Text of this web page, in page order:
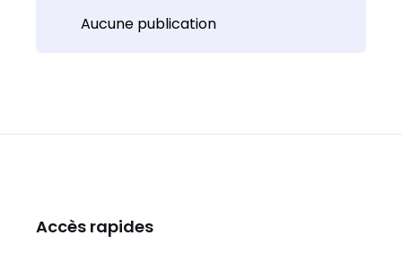
Aucune publication
Accès rapides